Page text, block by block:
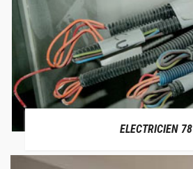
ELECTRICIEN 78